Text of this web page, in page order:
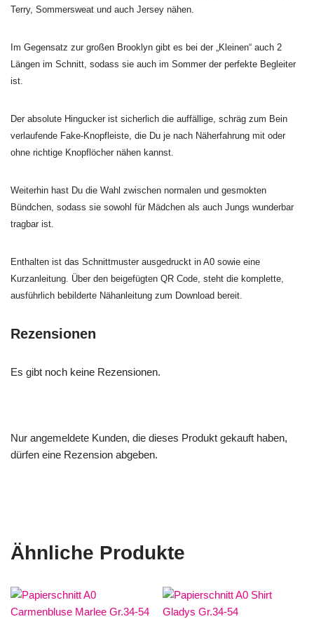
Terry, Sommersweat und auch Jersey nähen.
Im Gegensatz zur großen Brooklyn gibt es bei der „Kleinen“ auch 2
Längen im Schnitt, sodass sie auch im Sommer der perfekte Begleiter
ist.
Der absolute Hingucker ist sicherlich die auffällige, schräg zum Bein
verlaufende Fake-Knopfleiste, die Du je nach Näherfahrung mit oder
ohne richtige Knopflöcher nähen kannst.
Weiterhin hast Du die Wahl zwischen normalen und gesmokten
Bündchen, sodass sie sowohl für Mädchen als auch Jungs wunderbar
tragbar ist.
Enthalten ist das Schnittmuster ausgedruckt in A0 sowie eine
Kurzanleitung. Über den beigefügten QR Code, steht die komplette,
ausführlich bebilderte Nähanleitung zum Download bereit.
Rezensionen
Es gibt noch keine Rezensionen.
Nur angemeldete Kunden, die dieses Produkt gekauft haben,
dürfen eine Rezension abgeben.
Ähnliche Produkte